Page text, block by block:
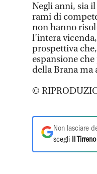
Negli anni, sia
rami di
non hanno
l’intera
prospettiva
espansione
della Brana
©
Non lasciare
scegli
Il Tirreno